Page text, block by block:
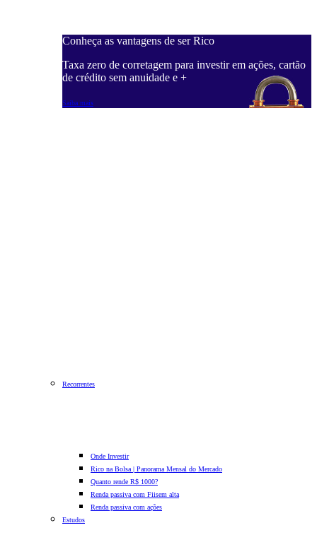
Conheça as vantagens de ser Rico
Taxa zero de corretagem para investir em ações, cartão
de crédito sem anuidade e +
Saiba mais
Recorrentes
Onde Investir
Rico na Bolsa | Panorama Mensal do Mercado
Quanto rende R$ 1000?
Renda passiva com Fiisem alta
Renda passiva com ações
Estudos